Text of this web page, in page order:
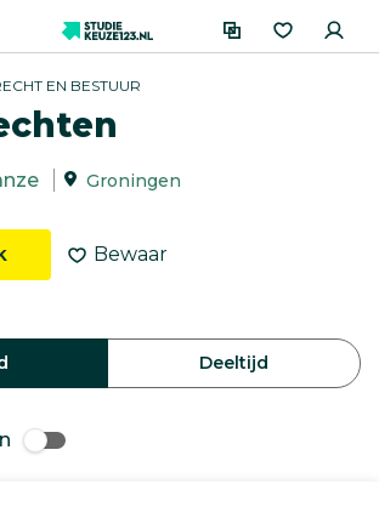
EN BESTUUR
Groningen
Bewaar
Deeltijd